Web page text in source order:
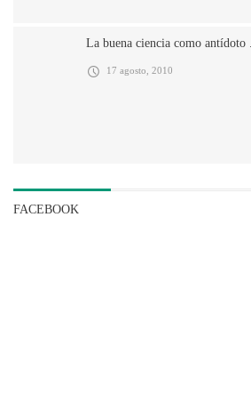
La buena ciencia como antídoto ..
17 agosto, 2010
FACEBOOK